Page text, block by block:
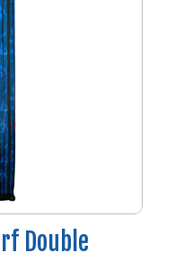
Double